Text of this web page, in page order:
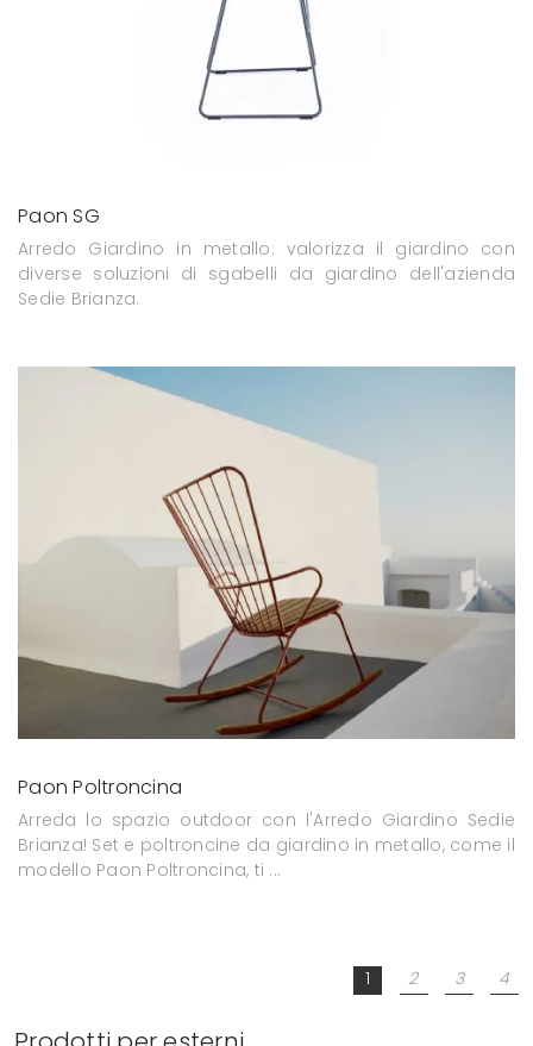
Paon SG
Arredo Giardino in metallo: valorizza il giardino con
diverse soluzioni di sgabelli da giardino dell'azienda
Sedie Brianza.
Paon Poltroncina
Arreda lo spazio outdoor con l'Arredo Giardino Sedie
Brianza! Set e poltroncine da giardino in metallo, come il
modello Paon Poltroncina, ti ...
1 2 3 4